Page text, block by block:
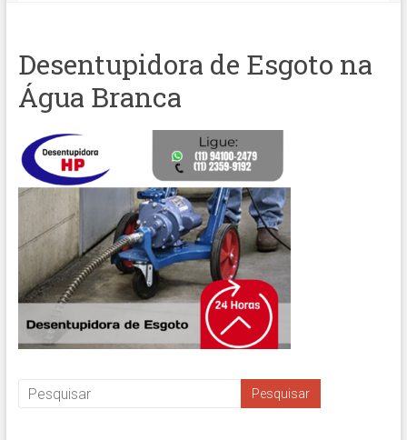
Desentupidora de Esgoto na
Água Branca